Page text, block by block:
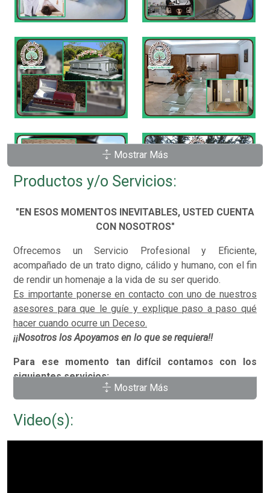
Mostrar Más
Productos y/o Servicios:
"EN ESOS MOMENTOS INEVITABLES, USTED CUENTA
CON NOSOTROS"
Ofrecemos un Servicio Profesional y Eficiente,
acompañado de un trato digno, cálido y humano, con el fin
de rendir un homenaje a la vida de su ser querido.
Es importante ponerse en contacto con uno de nuestros
asesores para que le guíe y explique paso a paso qué
hacer cuando ocurre un Deceso.
¡¡Nosotros los Apoyamos en lo que se requiera!!
Para ese momento tan difícil contamos con los
siguientes servicios:
Embalsamiento.
Ataúdes Metálicos y de Madera.
Capillas de Velación.
Equipo de Velación y Cirios.
Mostrar Más
Video(s):